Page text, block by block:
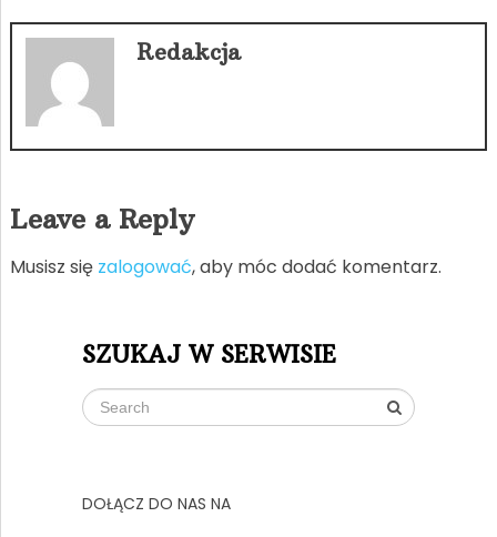
Redakcja
Leave a Reply
Musisz się zalogować, aby móc dodać komentarz.
SZUKAJ W SERWISIE
DOŁĄCZ DO NAS NA